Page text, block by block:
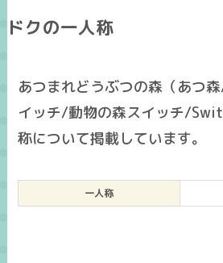
ドクの一人称
あつまれどうぶつの森（あつ
イッチ/動物の森スイッチ/
称について掲載しています。
一人称